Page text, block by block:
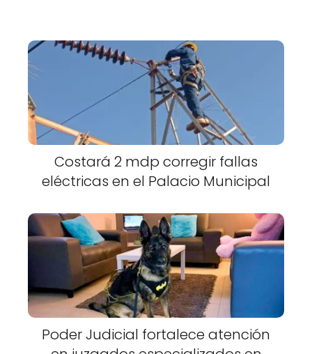
Costará 2 mdp corregir fallas
eléctricas en el Palacio Municipal
Poder Judicial fortalece atención